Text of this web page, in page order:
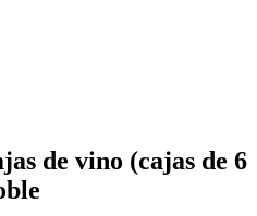
de vino (cajas de 6